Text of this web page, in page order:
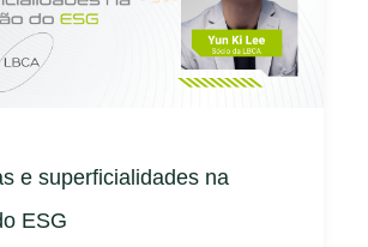
e superficialidades na
ESG